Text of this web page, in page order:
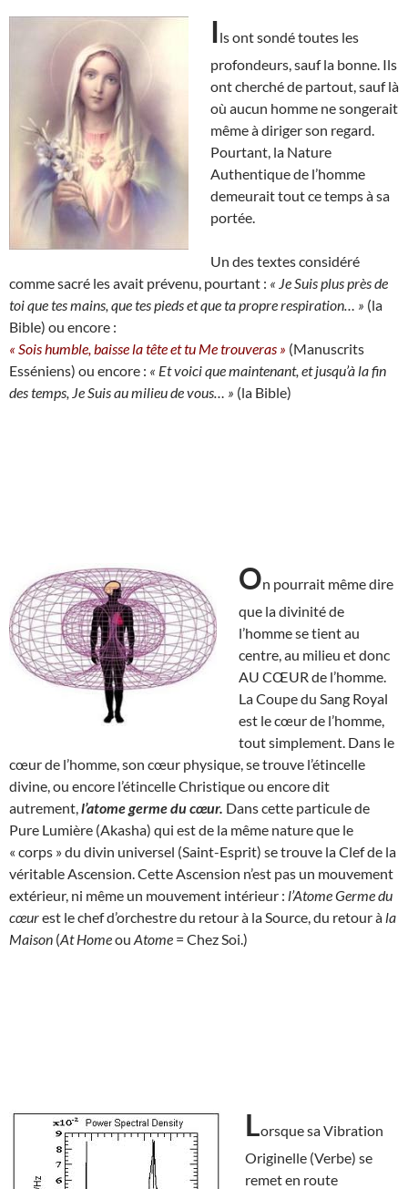
Ils ont sondé toutes les
profondeurs, sauf la bonne. Ils
ont cherché de partout, sauf là
où aucun homme ne songerait
même à diriger son regard.
Pourtant, la Nature
Authentique de l’homme
demeurait tout ce temps à sa
portée.
Un des textes considéré
comme sacré les avait prévenu, pourtant : « Je Suis plus près de
toi que tes mains, que tes pieds et que ta propre respiration… » (la
Bible) ou encore :
« Sois humble, baisse la tête et tu Me trouveras » (Manuscrits
Esséniens) ou encore : « Et voici que maintenant, et jusqu’à la fin
des temps, Je Suis au milieu de vous… » (la Bible)
On pourrait même dire
que la divinité de
l’homme se tient au
centre, au milieu et donc
AU CŒUR de l’homme.
La Coupe du Sang Royal
est le cœur de l’homme,
tout simplement. Dans le
cœur de l’homme, son cœur physique, se trouve l’étincelle
divine, ou encore l’étincelle Christique ou encore dit
autrement, l’atome germe du cœur. Dans cette particule de
Pure Lumière (Akasha) qui est de la même nature que le
« corps » du divin universel (Saint-Esprit) se trouve la Clef de la
véritable Ascension. Cette Ascension n’est pas un mouvement
extérieur, ni même un mouvement intérieur : l’Atome Germe du
cœurest le chef d’orchestre du retour à la Source, du retour à la
Maison (At Homeou Atome = Chez Soi.)
Lorsque sa Vibration
Originelle (Verbe) se
remet en route